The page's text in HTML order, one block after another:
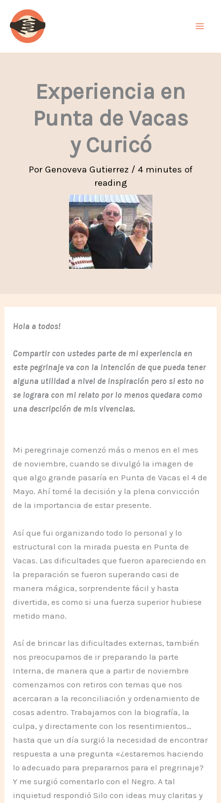
contenido
Experiencia en
Punta de Vacas
y Curicó
Por Genoveva Gutierrez / 4 minutes of
reading
Hola a todos!
Compartir con ustedes parte de mi experiencia en
este pegrinaje va con la intención de que pueda tener
alguna utilidad a nivel de inspiración pero si esto no
se lograra con mi relato por lo menos quedara como
una descripción de mis vivencias.
Mi peregrinaje comenzó más o menos en el mes
de noviembre, cuando se divulgó la imagen de
que algo grande pasaría en Punta de Vacas el 4 de
Mayo. Ahí tomé la decisión y la plena convicción
de la importancia de estar presente.
Así que fui organizando todo lo personal y lo
estructural con la mirada puesta en Punta de
Vacas. Las dificultades que fueron apareciendo en
la preparación se fueron superando casi de
manera mágica, sorprendente fácil y hasta
divertida, es como si una fuerza superior hubiese
metido mano.
Así de brincar las dificultades externas, también
nos preocupamos de ir preparando la parte
Interna, de manera que a partir de noviembre
comenzamos con retiros con temas que nos
acercaran a la reconciliación y ordenamiento de
cosas adentro. Trabajamos con la biografía, la
culpa, y directamente con los resentimientos…
hasta que un día surgió la necesidad de encontrar
respuesta a una pregunta «¿estaremos haciendo
lo adecuado para prepararnos para el pregrinaje?
Y me surgió comentarlo con el Negro. A tal
inquietud respondió Silo con ideas muy claritas y